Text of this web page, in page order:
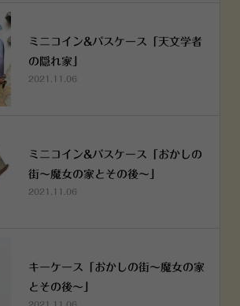
ミニコイン&パスケース「天文学者
の隠れ家」
2021.11.06
ミニコイン&パスケース「おかしの
街～魔女の家とその後～」
2021.11.06
キーケース「おかしの街～魔女の家
とその後～」
2021.11.06